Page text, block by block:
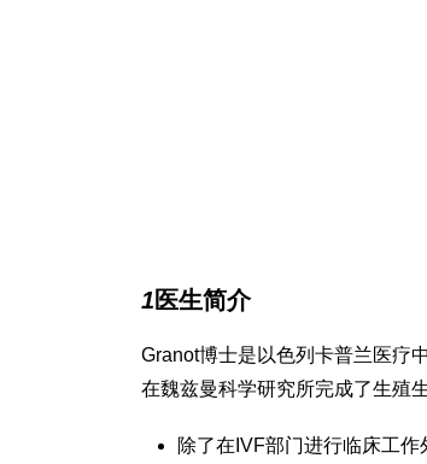
1医生简介
Granot博士是以色列卡普兰医疗
在魏兹曼科学研究所完成了生殖
除了在IVF部门进行临床工